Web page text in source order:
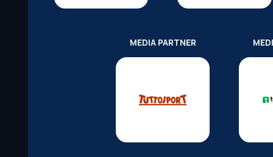
MEDIA PARTNER